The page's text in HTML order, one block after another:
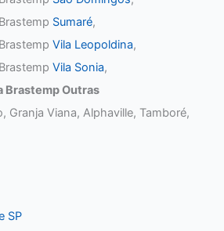
Sumaré,
Vila Leopoldina,
Vila Sonia,
Brastemp Outras
Granja Viana, Alphaville, Tamboré,
SP